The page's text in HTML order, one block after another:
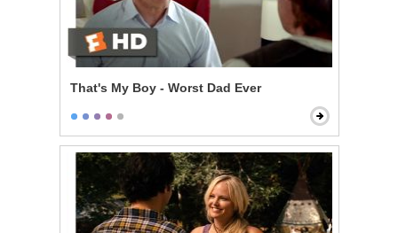
That's My Boy - Worst Dad Ever